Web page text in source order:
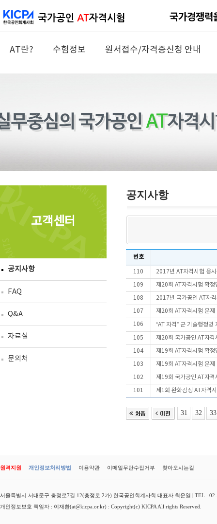
AT란? 수험정보 원서접수/자격증신청 안내
고객센터
공지사항
FAQ
Q&A
자료실
문의처
공지사항
번호
110 2017년 AT자격시험 응
109 제20회 AT자격시험 확정
108 2017년 국가공인 AT자
107 제20회 AT자격시험 문
106 “AT 자격” 군 기술행정병
105 제20회 국가공인 AT자격
104 제19회 AT자격시험 확정
103 제19회 AT자격시험 문
102 제19회 국가공인 AT자격
101 제1회 완화검정 AT자격
31 32 33
원격지원 개인정보처리방법 이용약관 이메일무단수집거부 찾아오시는길
서울특별시 서대문구 충정로7길 12(충정로 2가) 한국공인회계사회 대표자 최운열 | TEL :
개인정보보호 책임자 : 이재환(at@kicpa.or.kr) : Copyright(c) KICPA All rights Reserved.